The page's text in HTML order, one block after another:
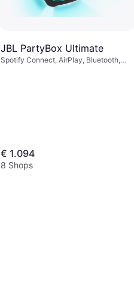
JBL PartyBox Ultimate
Spotify Connect, AirPlay, Bluetooth,
€ 1.094
8 Shops